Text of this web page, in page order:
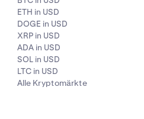
missbraucht werden, was
zum Scheitern des
ETH in USD
DOGE in USD
XRP in USD
ADA in USD
SOL in USD
LTC in USD
Alle Kryptomärkte